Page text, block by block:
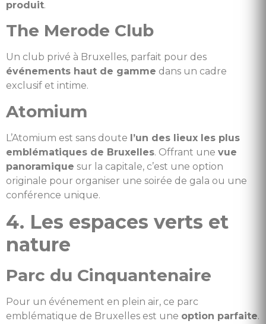
produit.
The Merode Club
Un club privé à Bruxelles, parfait pour des
événements haut de gamme dans un cadre
exclusif et intime.
Atomium
L’Atomium est sans doute l’un des lieux les plus
emblématiques de Bruxelles. Offrant une vue
panoramique sur la capitale, c’est une option
originale pour organiser une soirée de gala ou une
conférence unique.
4. Les espaces verts et
nature
Parc du Cinquantenaire
Pour un événement en plein air, ce parc
emblématique de Bruxelles est une option parfaite.